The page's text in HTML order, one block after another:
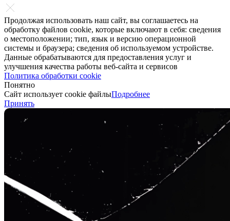
Продолжая использовать наш сайт, вы соглашаетесь на
обработку файлов cookie, которые включают в себя: сведения
о местоположении; тип, язык и версию операционной
системы и браузера; сведения об используемом устройстве.
Данные обрабатываются для предоставления услуг и
улучшения качества работы веб-сайта и сервисов
Политика обработки cookie
Понятно
Сайт использует cookie файлыПодробнее
Принять